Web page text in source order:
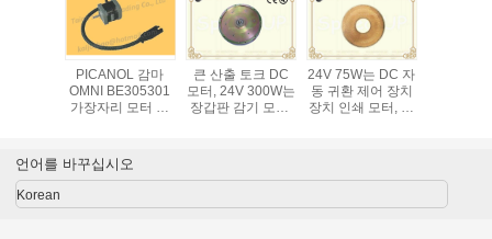
다
PICANOL 감마
OMNI BE305301
가장자리 모터 절
BE302719
BE305301
큰 산출 토크 DC
모터, 24V 300W는
장갑판 감기 모터,
24V 75W는 DC 자
동 귀환 제어 장치
장치 인쇄 모터, 모
언어를 바꾸십시오
Korean